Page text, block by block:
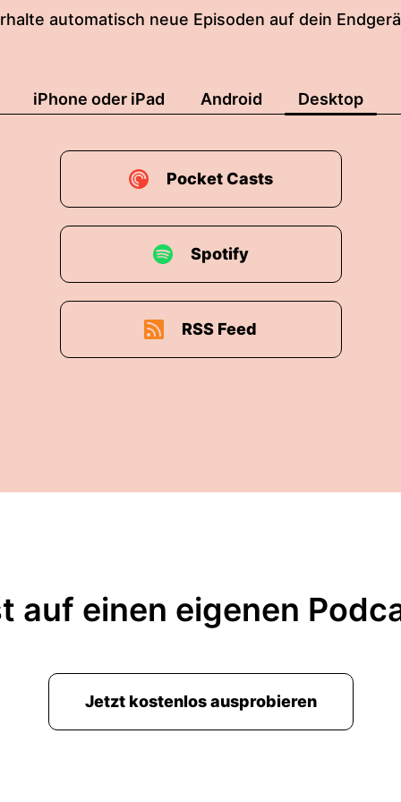
automatisch neue Episoden auf dein
iPhone oder iPad Android Desktop
Pocket Casts
Spotify
RSS Feed
auf einen eigenen
Jetzt kostenlos ausprobieren